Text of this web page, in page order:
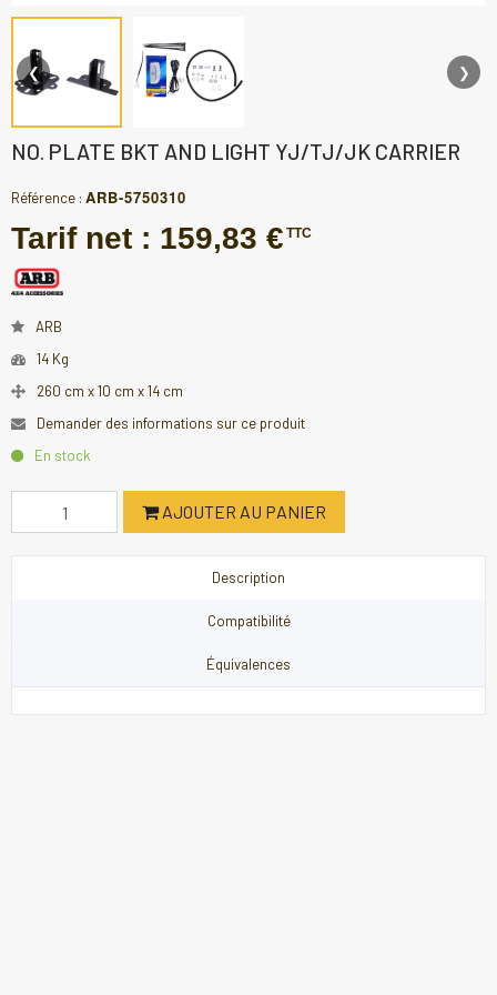
❮ ❯
NO. PLATE BKT AND LIGHT YJ/TJ/JK CARRIER
Référence : ARB-5750310
Tarif net : 159,83 € TTC
ARB
14 Kg
260 cm x 10 cm x 14 cm
Demander des informations sur ce produit
En stock
AJOUTER AU PANIER
Description
Compatibilité
Équivalences